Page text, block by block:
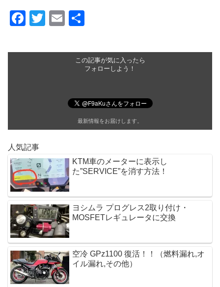
F
c
k
T
tt
E
ail
この記事が気に入ったら
フォローしよう！
最新情報をお届けします。
人気記事
KTM車のメーターに表示し
た”SERVICE”を消す方法！
ヨシムラ プログレス2取り付け・
MOSFETレギュレータに交換 
空冷 GPz1100 復活！！（燃料漏れ,オ
イル漏れ,その他）